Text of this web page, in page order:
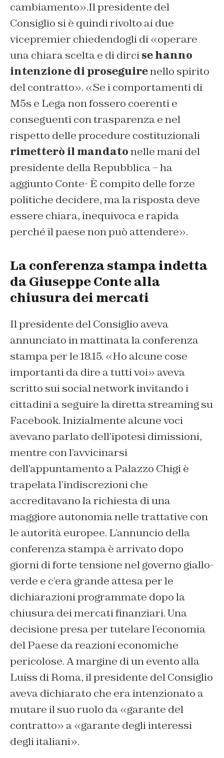
cambiamento».Il presidente del
Consiglio si è quindi rivolto ai due
vicepremier chiedendogli di «operare
una chiara scelta e di dircise hanno
intenzione di proseguirenello spirito
del contratto». «Se i comportamenti di
M5s e Lega non fossero coerenti e
conseguenti con trasparenza e nel
rispetto delle procedure costituzionali
rimetterò il mandatonelle mani del
presidente della Repubblica – ha
aggiunto Conte- È compito delle forze
politiche decidere, ma la risposta deve
essere chiara, inequivoca e rapida
perché il paese non può attendere».
La conferenza stampa indetta
da Giuseppe Conte alla
chiusura dei mercati
Il presidente del Consiglio aveva
annunciato in mattinata la conferenza
stampa per le 18.15. «Ho alcune cose
importanti da dire a tutti voi» aveva
scritto sui social network invitando i
cittadini a seguire la diretta streaming su
Facebook. Inizialmente alcune voci
avevano parlato dell’ipotesi dimissioni,
mentre con l’avvicinarsi
dell’appuntamento a Palazzo Chigi è
trapelata l’indiscrezioni che
accreditavano la richiesta di una
maggiore autonomia nelle trattative con
le autorità europee. L’annuncio della
conferenza stampa è arrivato dopo
giorni di forte tensione nel governo giallo-
verde e c’era grande attesa per le
dichiarazioni programmate dopo la
chiusura dei mercati finanziari. Una
decisione presa per tutelare l’economia
del Paese da reazioni economiche
pericolose. A margine di un evento alla
Luiss di Roma, il presidente del Consiglio
aveva dichiarato che era intenzionato a
mutare il suo ruolo da «garante del
contratto» a «garante degli interessi
degli italiani».